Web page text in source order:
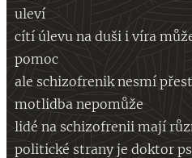
uleví
cítí úlevu na duši i víra
pomoc
ale schizofrenik nesmí
motlidba nepomůže
lidé na schizofrenii mají
politické strany je doktor